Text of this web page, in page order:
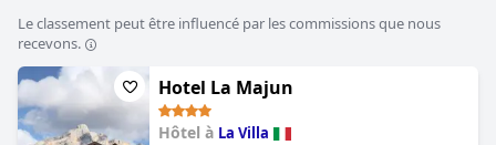
Le classement peut être influencé par les commissions que nous
recevons.
Hotel La Majun
Hôtel à La Villa